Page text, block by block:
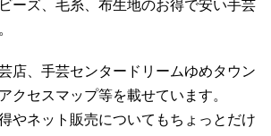
ーズ、毛糸、布生地のお得で安い手芸
店、手芸センタードリームゆめタウン
クセスマップ等を載せています。
やネット販売についてもちょっとだけ